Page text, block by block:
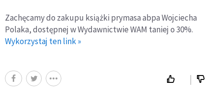
Zachęcamy do zakupu książki prymasa abpa Wojciecha
Polaka, dostępnej w Wydawnictwie WAM taniej o 30%.
Wykorzystaj ten link »